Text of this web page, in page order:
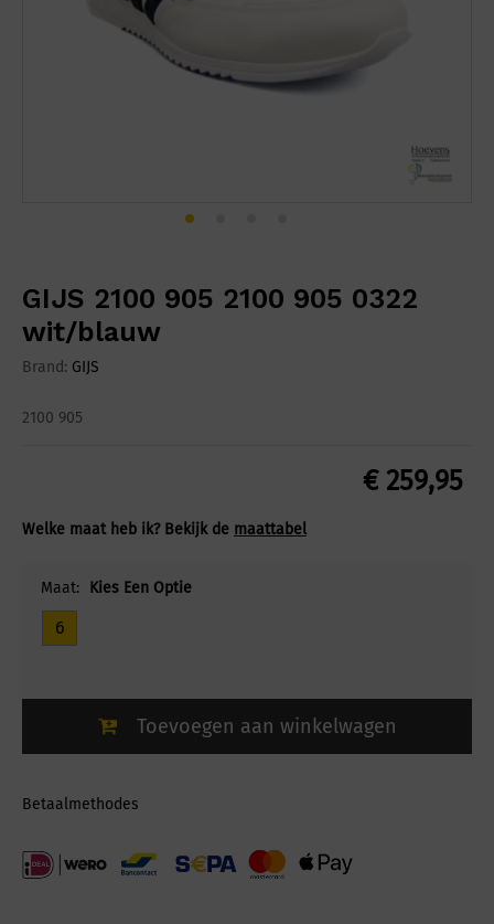
GIJS 2100 905 2100 905 0322
wit/blauw
Brand: GIJS
2100 905
€259,95
Welke maat heb ik? Bekijk de maattabel
Maat: Kies Een Optie
6
Toevoegen aan winkelwagen
Betaalmethodes